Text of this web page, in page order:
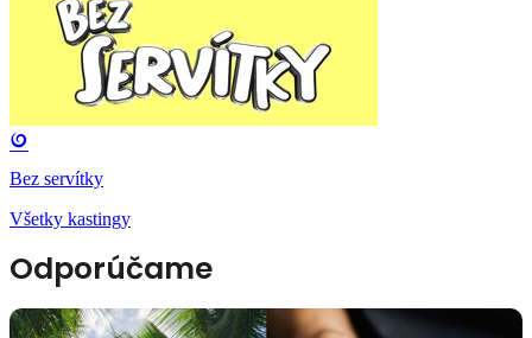
Bez servítky
Všetky kastingy
Odporúčame